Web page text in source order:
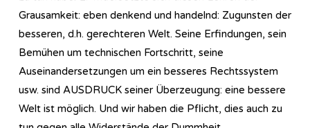
Grausamkeit: eben denkend und handelnd: Zugunsten der
besseren, d.h. gerechteren Welt. Seine Erfindungen, sein
Bemühen um technischen Fortschritt, seine
Auseinandersetzungen um ein besseres Rechtssystem
usw. sind AUSDRUCK seiner Überzeugung: eine bessere
Welt ist möglich. Und wir haben die Pflicht, dies auch zu